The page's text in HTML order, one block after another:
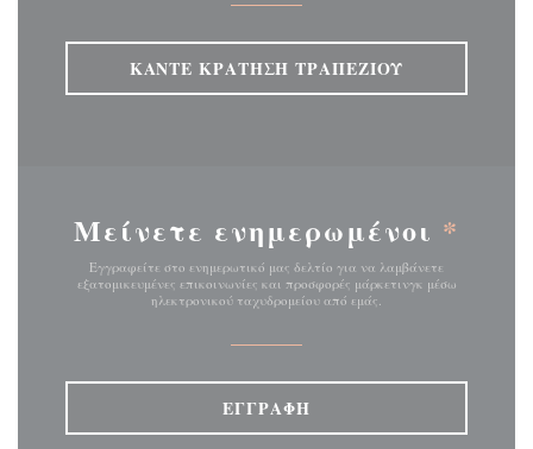
ΚΆΝΤΕ ΚΡΆΤΗΣΗ ΤΡΑΠΕΖΙΟΎ
Μείνετε ενημερωμένοι *
Εγγραφείτε στο ενημερωτικό μας δελτίο για να λαμβάνετε
εξατομικευμένες επικοινωνίες και προσφορές μάρκετινγκ μέσω
ηλεκτρονικού ταχυδρομείου από εμάς.
ΕΓΓΡΑΦΉ